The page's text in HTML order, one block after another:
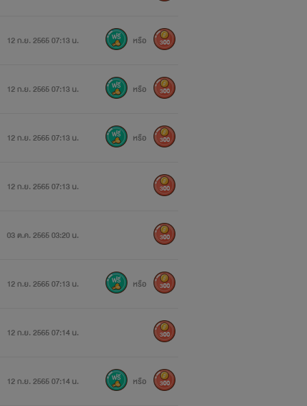
12 ก.ย. 2565 07:13 น. หรือ 300
12 ก.ย. 2565 07:13 น. หรือ 300
12 ก.ย. 2565 07:13 น. หรือ 300
12 ก.ย. 2565 07:13 น. 300
03 ต.ค. 2565 03:20 น. 300
12 ก.ย. 2565 07:13 น. หรือ 300
12 ก.ย. 2565 07:14 น. 300
12 ก.ย. 2565 07:14 น. หรือ 300